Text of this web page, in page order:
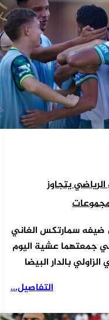
الرياضي يتجاوز
ضيفه سمارتكس الغاني
جمعتهما عشية اليوم
بالدار البيضا
التفاصيل...